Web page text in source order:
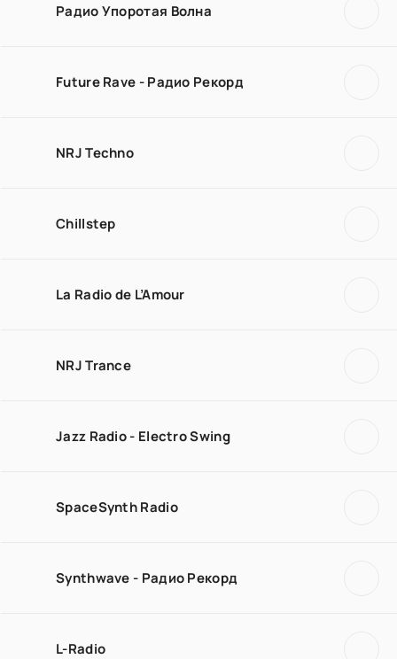
Радио Упоротая Волна
Future Rave - Радио Рекорд
NRJ Techno
Chillstep
La Radio de L’Amour
NRJ Trance
Jazz Radio - Electro Swing
SpaceSynth Radio
Synthwave - Радио Рекорд
L-Radio